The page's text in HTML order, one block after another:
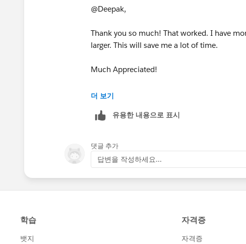
@Deepak,
Thank you so much! That worked. I have
larger. This will save me a lot of time.
Much Appreciated!
Kim
더 보기
유용한 내용으로 표시
댓글 추가
답변을 작성하세요...